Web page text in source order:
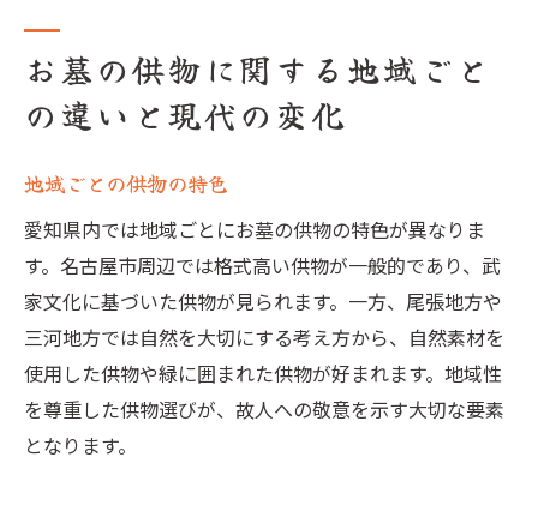
お墓の供物に関する地域ごと
の違いと現代の変化
地域ごとの供物の特色
愛知県内では地域ごとにお墓の供物の特色が異なりま
す。名古屋市周辺では格式高い供物が一般的であり、武
家文化に基づいた供物が見られます。一方、尾張地方や
三河地方では自然を大切にする考え方から、自然素材を
使用した供物や緑に囲まれた供物が好まれます。地域性
を尊重した供物選びが、故人への敬意を示す大切な要素
となります。